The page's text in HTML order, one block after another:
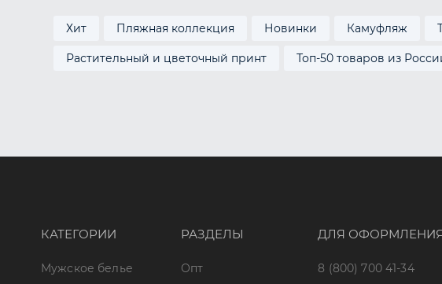
Хит Пляжная коллекция Новинки Камуфляж
Растительный и цветочный принт Топ-50 товаров из
КАТЕГОРИИ
Мужское белье
РАЗДЕЛЫ
Опт
ДЛЯ
8 (800) 700 41-34